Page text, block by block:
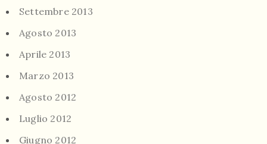
Settembre 2013
Agosto 2013
Aprile 2013
Marzo 2013
Agosto 2012
Luglio 2012
Giugno 2012